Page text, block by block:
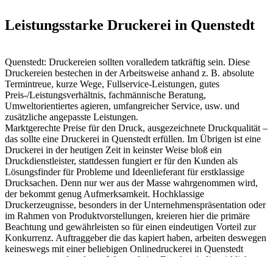
Leistungsstarke Druckerei in Quenstedt
Quenstedt: Druckereien sollten voralledem tatkräftig sein. Diese
Druckereien bestechen in der Arbeitsweise anhand z. B. absolute
Termintreue, kurze Wege, Fullservice-Leistungen, gutes
Preis-/Leistungsverhältnis, fachmännische Beratung,
Umweltorientiertes agieren, umfangreicher Service, usw. und
zusätzliche angepasste Leistungen.
Marktgerechte Preise für den Druck, ausgezeichnete Druckqualität –
das sollte eine Druckerei in Quenstedt erfüllen. Im Übrigen ist eine
Druckerei in der heutigen Zeit in keinster Weise bloß ein
Druckdienstleister, stattdessen fungiert er für den Kunden als
Lösungsfinder für Probleme und Ideenlieferant für erstklassige
Drucksachen. Denn nur wer aus der Masse wahrgenommen wird,
der bekommt genug Aufmerksamkeit. Hochklassige
Druckerzeugnisse, besonders in der Unternehmenspräsentation oder
im Rahmen von Produktvorstellungen, kreieren hier die primäre
Beachtung und gewährleisten so für einen eindeutigen Vorteil zur
Konkurrenz. Auftraggeber die das kapiert haben, arbeiten deswegen
keineswegs mit einer beliebigen Onlinedruckerei in Quenstedt